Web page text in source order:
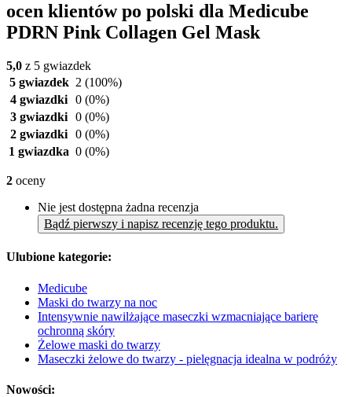
ocen klientów po polski dla Medicube
PDRN Pink Collagen Gel Mask
5,0 z 5 gwiazdek
5 gwiazdek 2 (100%)
4 gwiazdki 0 (0%)
3 gwiazdki 0 (0%)
2 gwiazdki 0 (0%)
1 gwiazdka 0 (0%)
2 oceny
Nie jest dostępna żadna recenzja
Bądź pierwszy i napisz recenzję tego produktu.
Ulubione kategorie:
Medicube
Maski do twarzy na noc
Intensywnie nawilżające maseczki wzmacniające barierę
ochronną skóry
Żelowe maski do twarzy
Maseczki żelowe do twarzy - pielęgnacja idealna w podróży
Nowości: